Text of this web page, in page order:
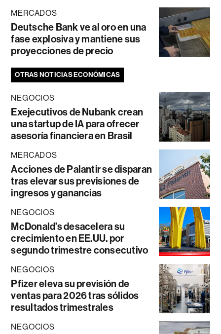
MERCADOS
Deutsche Bank ve al oro en una
fase explosiva y mantiene sus
proyecciones de precio
OTRAS NOTICIAS ECONÓMICAS
NEGOCIOS
Exejecutivos de Nubank crean
una startup de IA para ofrecer
asesoría financiera en Brasil
MERCADOS
Acciones de Palantir se disparan
tras elevar sus previsiones de
ingresos y ganancias
NEGOCIOS
McDonald’s desacelera su
crecimiento en EE.UU. por
segundo trimestre consecutivo
NEGOCIOS
Pfizer eleva su previsión de
ventas para 2026 tras sólidos
resultados trimestrales
NEGOCIOS